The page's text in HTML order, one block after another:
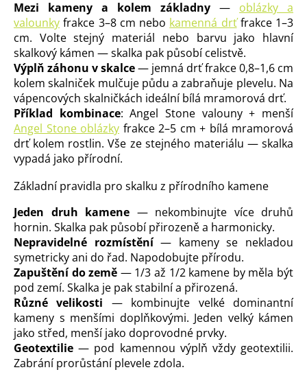
Mezi kameny a kolem základny — oblázky a
valounky frakce 3–8 cm nebo kamenná drťfrakce 1–3
cm. Volte stejný materiál nebo barvu jako hlavní
skalkový kámen — skalka pak působí celistvě.
Výplň záhonu v skalce— jemná drť frakce 0,8–1,6 cm
kolem skalniček mulčuje půdu a zabraňuje plevelu. Na
vápencových skalničkách ideální bílá mramorová drť.
Příklad kombinace: Angel Stone valouny + menší
Angel Stone oblázky frakce 2–5 cm + bílá mramorová
drť kolem rostlin. Vše ze stejného materiálu — skalka
vypadá jako přírodní.
Základní pravidla pro skalku z přírodního kamene
Jeden druh kamene — nekombinujte více druhů
hornin. Skalka pak působí přirozeně a harmonicky.
Nepravidelné rozmístění— kameny se nekladou
symetricky ani do řad. Napodobujte přírodu.
Zapuštění do země — 1/3 až 1/2 kamene by měla být
pod zemí. Skalka je pak stabilní a přirozená.
Různé velikosti — kombinujte velké dominantní
kameny s menšími doplňkovými. Jeden velký kámen
jako střed, menší jako doprovodné prvky.
Geotextilie — pod kamennou výplň vždy geotextilii.
Zabrání prorůstání plevele zdola.